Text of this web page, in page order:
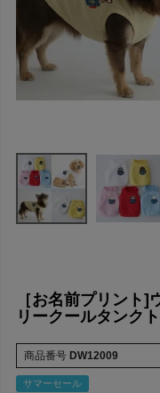
［お名前プリント]
リークールタンク
商品番号 DW12009
サマーセール